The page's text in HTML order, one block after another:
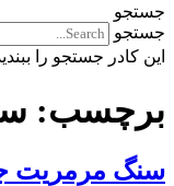
جستجو
جستجو
این کادر جستجو را
برچسب:
سنگ مرمریت